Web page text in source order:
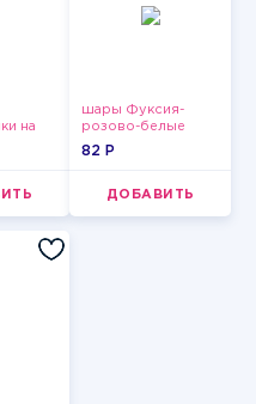
на
для
шары Фуксия-
розово-белые
пастельные
82 P
ДОБАВИТЬ